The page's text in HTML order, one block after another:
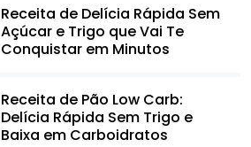
Receita de Delícia Rápida Sem
Açúcar e Trigo que Vai Te
Conquistar em Minutos
Receita de Pão Low Carb:
Delícia Rápida Sem Trigo e
Baixa em Carboidratos